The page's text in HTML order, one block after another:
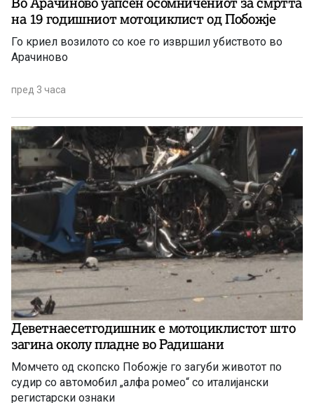
на 19 годишниот мотоциклист од Побожје
Го криел возилото со кое го извршил убиството во
Арачиново
пред 3 часа
Деветнаесетгодишник е мотоциклистот што
загина околу пладне во Радишани
Момчето од скопско Побожје го загуби животот по
судир со автомобил „алфа ромео“ со италијански
регистарски ознаки